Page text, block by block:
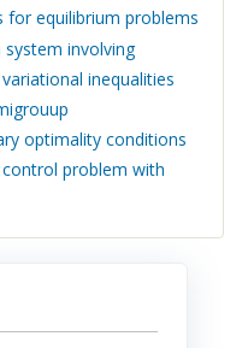
for equilibrium problems
involving
inequalities
optimality conditions
problem with